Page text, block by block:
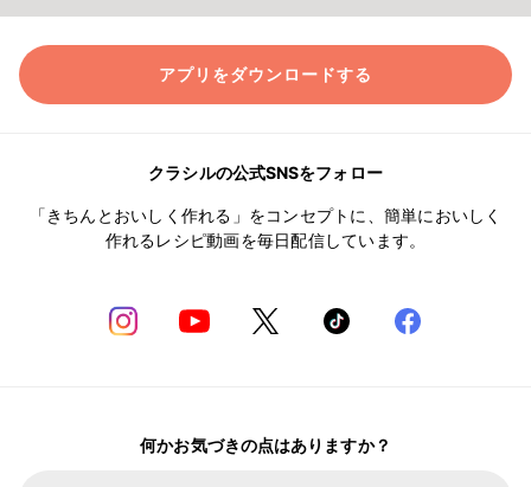
アプリをダウンロードする
クラシルの公式SNSをフォロー
「きちんとおいしく作れる」をコンセプトに、簡単においしく
作れるレシピ動画を毎日配信しています。
何かお気づきの点はありますか？